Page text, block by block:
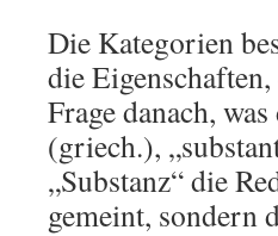
Die Kategorien
die
Frage danach,
(griech.),
„Substanz“ die
gemeint, sondern